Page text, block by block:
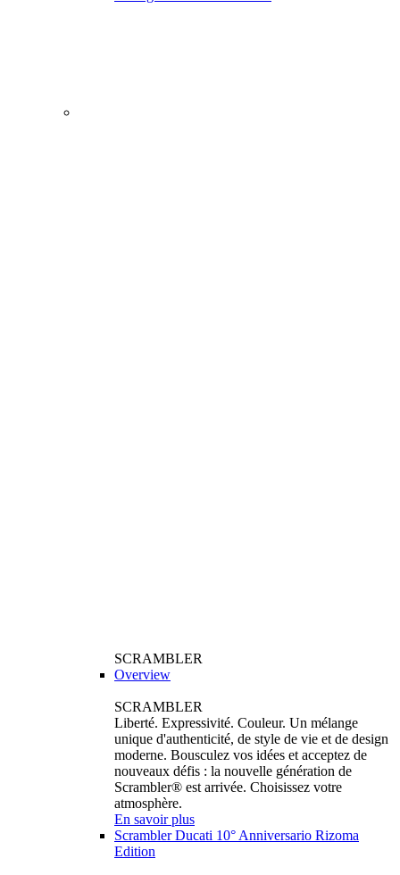
SCRAMBLER
Overview
SCRAMBLER
Liberté. Expressivité. Couleur. Un mélange
unique d'authenticité, de style de vie et de design
moderne. Bousculez vos idées et acceptez de
nouveaux défis : la nouvelle génération de
Scrambler® est arrivée. Choisissez votre
atmosphère.
En savoir plus
Scrambler Ducati 10° Anniversario Rizoma
Edition